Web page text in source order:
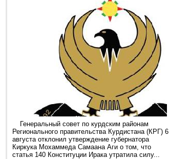
Генеральный совет по курдским районам
Регионального правительства Курдистана (КРГ) 6
августа отклонил утверждение губернатора
Киркука Мохаммеда Самаана Аги о том, что
статья 140 Конституции Ирака утратила силу...